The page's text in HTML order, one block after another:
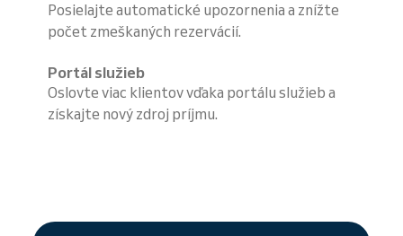
Posielajte automatické upozornenia a znížte
počet zmeškaných rezervácií.
Portál služieb
Oslovte viac klientov vďaka portálu služieb a
získajte nový zdroj príjmu.